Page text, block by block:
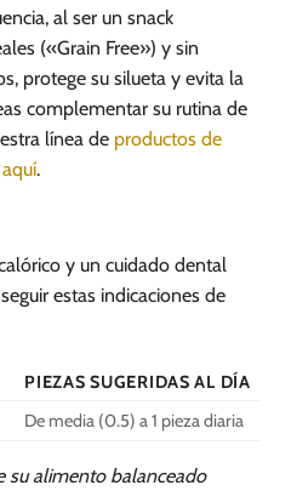
al ser un snack
(«Grain Free») y sin
protege su silueta y evita la
complementar su rutina de
línea de productos de
.
y un cuidado dental
estas indicaciones de
PIEZAS SUGERIDAS AL DÍA
De media (0.5) a 1 pieza diaria
su alimento balanceado